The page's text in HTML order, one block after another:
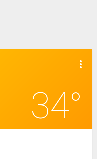
more_vert
34°